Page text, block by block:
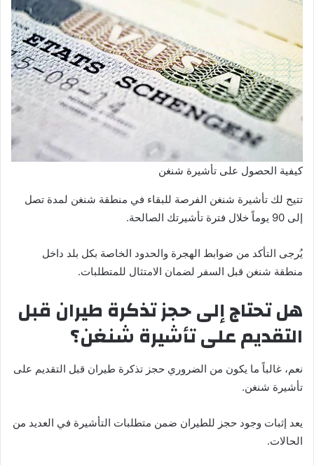
كيفية الحصول على تأشيرة شنغن
تتيح لك تأشيرة شنغن الفرصة للبقاء في منطقة شنغن لمدة تصل
إلى 90 يوماً خلال فترة تأشيرتك الصالحة.
يُرجى التأكد من ضوابط الهجرة والحدود الخاصة بكل بلد داخل
منطقة شنغن قبل السفر لضمان الامتثال للمتطلبات.
هل تحتاج إلى حجز تذكرة طيران قبل
التقديم على تأشيرة شنغن؟
نعم، غالباً ما يكون من الضروري حجز تذكرة طيران قبل التقديم على
تأشيرة شنغن.
يعد إثبات وجود حجز للطيران ضمن متطلبات التأشيرة في العديد من
الحالات.